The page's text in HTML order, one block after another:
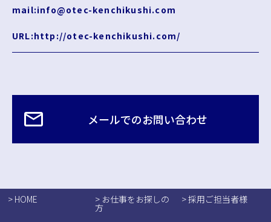
mail:info@otec-kenchikushi.com
URL:http://otec-kenchikushi.com/
メールでのお問い合わせ
> HOME > お仕事をお探しの
方
> 採用ご担当者様